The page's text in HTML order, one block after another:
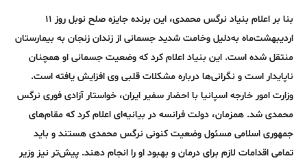
بنا بر اعلام بنیاد نرگس محمدی، این برنده جایزه صلح نوبل روز ۱۱
اردیبهشت‌ماه به‌دلیل وخامت شدید جسمانی از زندان زنجان به بیمارستان
منتقل شده است. این بنیاد اعلام کرد که وضعیت جسمانی او همچنان
ناپایدار است و نگرانی‌ها درباره مشکلات قلبی وی افزایش یافته است.
وزارت امور خارجه اسپانیا با احضار سفیر ایران، خواستار آزادی فوری نرگس
محمدی شد. همزمان، دولت فرانسه در بیانیه‌ای اعلام کرد که مقام‌های
جمهوری اسلامی مسئول وضعیت کنونی نرگس محمدی هستند و باید
تمامی اقدامات لازم برای درمان و بهبود او را انجام دهند. پیش‌تر نیز وزیر